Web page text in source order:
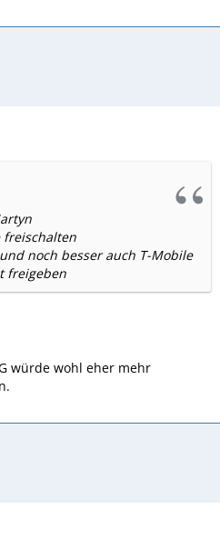
noch besser auch T-Mobile
freigeben
würde wohl eher mehr